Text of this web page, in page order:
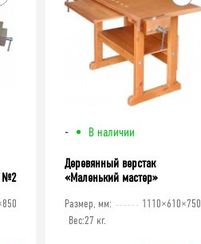
№2
- В наличии
Деревянный верстак
«Маленький мастер»
Размер, мм:
1110×610×750
Вес:27 кг.